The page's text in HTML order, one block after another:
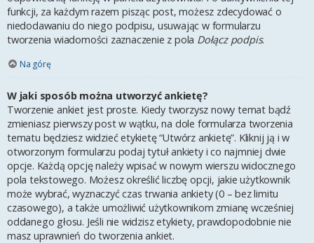
funkcji, za każdym razem pisząc post, możesz zdecydować o
niedodawaniu do niego podpisu, usuwając w formularzu
tworzenia wiadomości zaznaczenie z pola Dołącz podpis.
Na górę
W jaki sposób można utworzyć ankietę?
Tworzenie ankiet jest proste. Kiedy tworzysz nowy temat bądź
zmieniasz pierwszy post w wątku, na dole formularza tworzenia
tematu będziesz widzieć etykietę “Utwórz ankietę”. Kliknij ją i w
otworzonym formularzu podaj tytuł ankiety i co najmniej dwie
opcje. Każdą opcję należy wpisać w nowym wierszu widocznego
pola tekstowego. Możesz określić liczbę opcji, jakie użytkownik
może wybrać, wyznaczyć czas trwania ankiety (0 – bez limitu
czasowego), a także umożliwić użytkownikom zmianę wcześniej
oddanego głosu. Jeśli nie widzisz etykiety, prawdopodobnie nie
masz uprawnień do tworzenia ankiet.